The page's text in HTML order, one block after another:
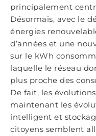
principalement
Désormais, avec le
énergies
d’années et une
sur le kWh
laquelle le réseau
plus proche des
De fait, les
maintenant les
intelligent et
citoyens semblent